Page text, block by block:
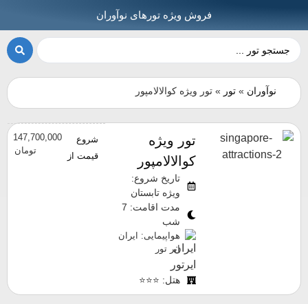
فروش ویژه تورهای نوآوران
نوآوران » تور » تور ویژه کوالالامپور
تور ویژه
کوالالامپور
تاریخ شروع:
ویژه تابستان
مدت اقامت: 7
شب
هواپیمایی: ایران
ایر تور
هتل: ⭐⭐⭐
شروع
قیمت از
147,700,000
تومان